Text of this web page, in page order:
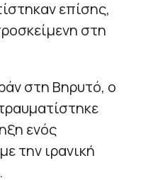
επίσης,
στη
στη Βηρυτό, ο
ενός
την ιρανική